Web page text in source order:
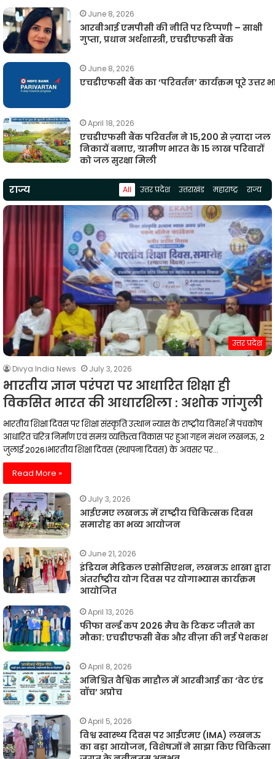
June 8, 2026
आरबीआई एमपीसी की नीति पर टिप्पणी – साक्षी
गुप्ता, प्रधान अर्थशास्त्री, एचडीएफसी बैंक
June 8, 2026
एचडीएफसी बैंक का ‘परिवर्तन’ कार्यक्रम पूरे
April 18, 2026
एचडीएफसी बैंक परिवर्तन ने 15,200 से ज़्यादा जल
निकायें बनाए, ग्रामीण भारत के 15 लाख परिवारों
को जल सुरक्षा मिली
राज्य All उत्तर प्रदेश उत्तराखंड महाराष्ट्र राज्य
उत्तर प्रदेश
Divya India News July 3, 2026
भारतीय ज्ञान परंपरा पर आधारित शिक्षा ही
विकसित भारत की आधारशिला : अशोक गांगुली
भारतीय शिक्षा दिवस पर शिक्षा संस्कृति उत्थान न्यास के राष्ट्रीय विमर्श में पंचकोष
आधारित चरित्र निर्माण एवं समग्र व्यक्तित्व विकास पर हुआ गहन मंथन लखनऊ, 2
जुलाई 2026।भारतीय शिक्षा दिवस (स्थापना दिवस) के अवसर पर…
Read More »
July 3, 2026
आईएमए लखनऊ में राष्ट्रीय चिकित्सक दिवस
समारोह का भव्य आयोजन
June 21, 2026
इंडियन मेडिकल एसोसिएशन, लखनऊ शाखा द्वारा
अंतर्राष्ट्रीय योग दिवस पर योगाभ्यास कार्यक्रम
आयोजित
April 13, 2026
फीफा वर्ल्ड कप 2026 मैच के टिकट जीतने का
मौका: एचडीएफसी बैंक और वीज़ा की नई पेशकश
April 8, 2026
अनिश्चित वैश्विक माहौल में आरबीआई का ‘वेट एंड
वॉच’ अप्रोच
April 5, 2026
विश्व स्वास्थ्य दिवस पर आईएमए (IMA) लखनऊ
का बड़ा आयोजन, विशेषज्ञों ने साझा किए चिकित्सा